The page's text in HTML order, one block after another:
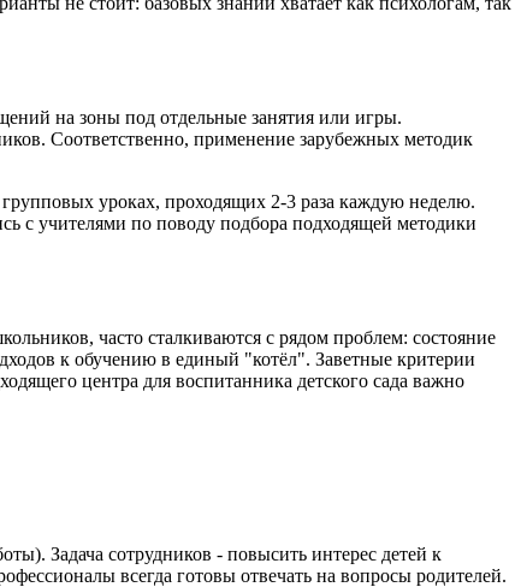
на зоны под отдельные занятия или игры.
Соответственно, применение зарубежных методик
уроках, проходящих 2-3 раза каждую неделю.
с учителями по поводу подбора подходящей методики
часто сталкиваются с рядом проблем: состояние
к обучению в единый "котёл". Заветные критерии
центра для воспитанника детского сада важно
Задача сотрудников - повысить интерес детей к
всегда готовы отвечать на вопросы родителей.